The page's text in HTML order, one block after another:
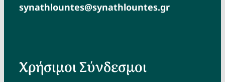
synathlountes@synathlountes.gr
Χρήσιμοι Σύνδεσμοι